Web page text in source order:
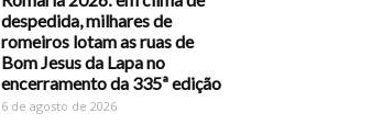
despedida, milhares de
romeiros lotam as ruas de
Bom Jesus da Lapa no
encerramento da 335ª edição
6 de agosto de 2026